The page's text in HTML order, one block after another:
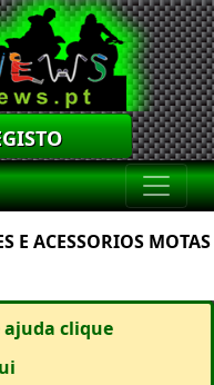
E ACESSORIOS MOTAS
ajuda clique